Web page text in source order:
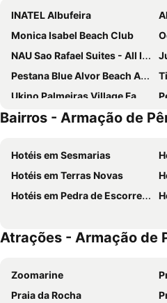
INATEL Albufeira
Monica Isabel Beach Club
NAU Sao Rafael Suites - All Inclusive
Pestana Blue Alvor Beach ALL INCLUSIVE
Ukino Palmeiras Village Family Resort - All Inclusive
Grande Real Santa Eulalia Resort & Hotel Spa
Wine&Books by the Sea Algarve
NH Marina Portimao Resort
AP Adriana Beach Resort
Colina dos Mouros
Turim Presidente Hotel
Hotel Algarve Casino
Bairros - Armação de
Hotéis em Sesmarias
Hotéis em Terras Novas
Hotéis em Pedra de Escorregar
Atrações - Armação de
Zoomarine
Praia da Rocha